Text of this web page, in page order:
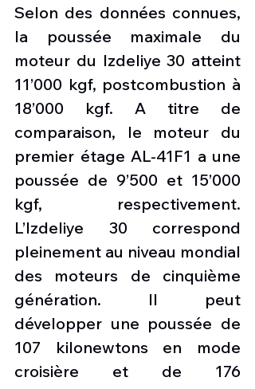
Selon des données connues,
la poussée maximale du
moteur du Izdeliye 30 atteint
11’000 kgf, postcombustion à
18’000 kgf. A titre de
comparaison, le moteur du
premier étage AL-41F1 a une
poussée de 9’500 et 15’000
kgf, respectivement.
L’Izdeliye 30 correspond
pleinement au niveau mondial
des moteurs de cinquième
génération. Il peut
développer une poussée de
107 kilonewtons en mode
croisière et de 176